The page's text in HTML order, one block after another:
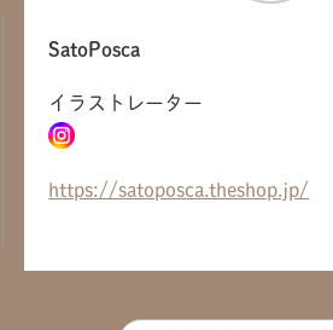
SatoPosca
イラストレーター
https://satoposca.theshop.jp/